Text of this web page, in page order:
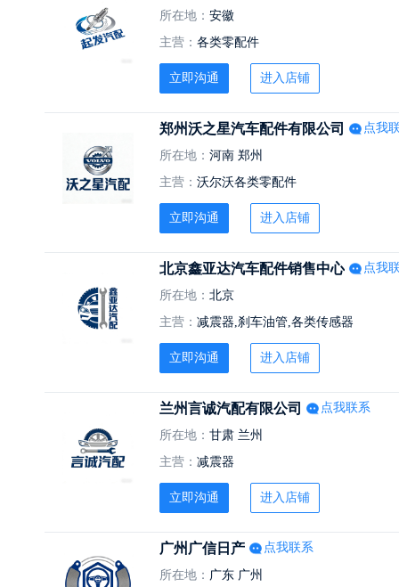
所在地： 安徽
主营： 各类零配件
立即沟通 进入店铺
郑州沃之星汽车配件有限公司 点我
所在地： 河南 郑州
主营： 沃尔沃各类零配件
立即沟通 进入店铺
北京鑫亚达汽车配件销售中心 点我
所在地： 北京
主营： 减震器,刹车油管,各类传感器
立即沟通 进入店铺
兰州言诚汽配有限公司 点我联系
所在地： 甘肃 兰州
主营： 减震器
立即沟通 进入店铺
广州广信日产 点我联系
所在地： 广东 广州